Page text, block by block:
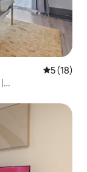
5 (18)